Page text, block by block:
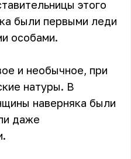
этого
были первыми леди
особами.
и необычное, при
натуры. В
наверняка были
даже